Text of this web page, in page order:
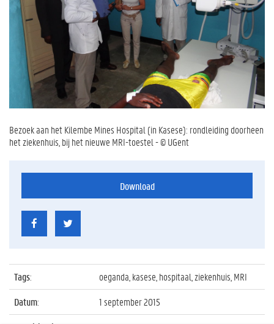
Bezoek aan het Kilembe Mines Hospital (in Kasese): rondleiding doorheen
het ziekenhuis, bij het nieuwe MRI-toestel - © UGent
Download
Tags:
oeganda, kasese, hospitaal, ziekenhuis, MRI
Datum:
1 september 2015